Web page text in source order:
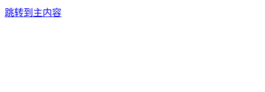
跳转到主内容